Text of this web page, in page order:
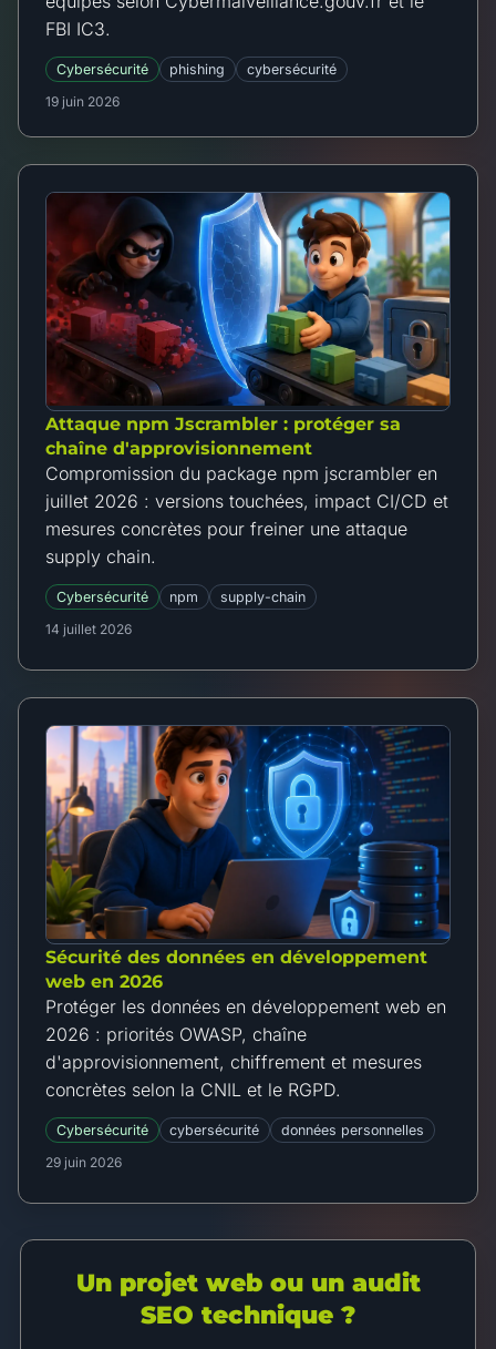
FBI IC3.
Cybersécurité phishing
cybersécurité
19 juin 2026
Attaque npm Jscrambler : protéger sa
chaîne d'approvisionnement
Compromission du package npm jscrambler en
juillet 2026 : versions touchées, impact CI/CD et
mesures concrètes pour freiner une attaque
supply chain.
Cybersécurité npm
supply-chain
14 juillet 2026
Sécurité des données en développement
web en 2026
Protéger les données en développement web en
2026 : priorités OWASP, chaîne
d'approvisionnement, chiffrement et mesures
concrètes selon la CNIL et le RGPD.
Cybersécurité cybersécurité
données personnelles
29 juin 2026
Un projet web ou un audit
SEO technique ?